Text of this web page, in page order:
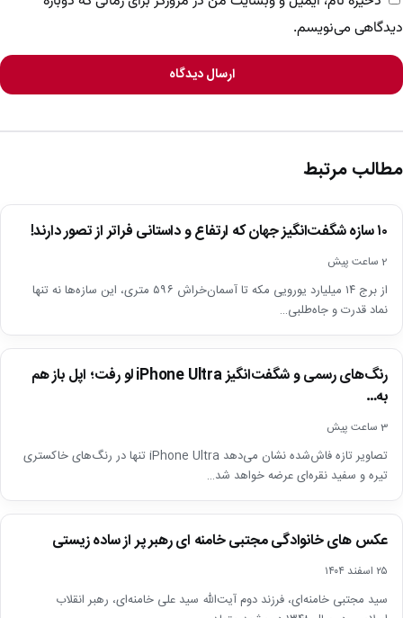
دیدگاهی می‌نویسم.
ارسال دیدگاه
مطالب مرتبط
۱۰ سازه شگفت‌انگیز جهان که ارتفاع و داستانی فراتر از تصور دارند!
2 ساعت پیش
از برج ۱۴ میلیارد یورویی مکه تا آسمان‌خراش ۵۹۶ متری، این سازه‌ها نه تنها
نماد قدرت و جاه‌طلبی…
رنگ‌های رسمی و شگفت‌انگیز iPhone Ultra لو رفت؛ اپل باز هم
به…
3 ساعت پیش
تصاویر تازه فاش‌شده نشان می‌دهد iPhone Ultra تنها در رنگ‌های خاکستری
تیره و سفید نقره‌ای عرضه خواهد شد…
عکس های خانوادگی مجتبی خامنه ای رهبر پر از ساده زیستی
۲۵ اسفند ۱۴۰۴
سید مجتبی خامنه‌ای، فرزند دوم آیت‌الله سید علی خامنه‌ای، رهبر انقلاب